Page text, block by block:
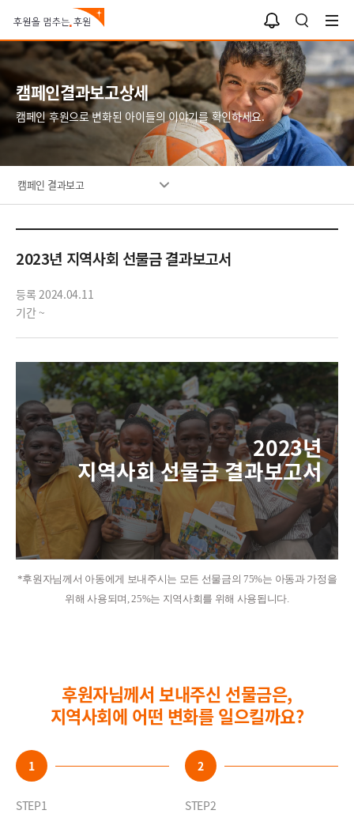
검
색
알
림
함
캠페인결과보고상세
캠페인 후원으로 변화된 아이들의 이야기를 확인하세요.
캠페인 결과보고
2023년 지역사회 선물금 결과보고서
등록 2024.04.11
기간 ~
2023년
지역사회 선물금 결과보고서
*후원자님께서 아동에게 보내주시는 모든 선물금의 75%는 아동과 가정을
위해 사용되며 , 25%는 지역사회를 위해 사용됩니다.
후원자님께서 보내주신 선물금은,
지역사회에 어떤 변화를 일으킬까요?
1
STEP1
2
STEP2